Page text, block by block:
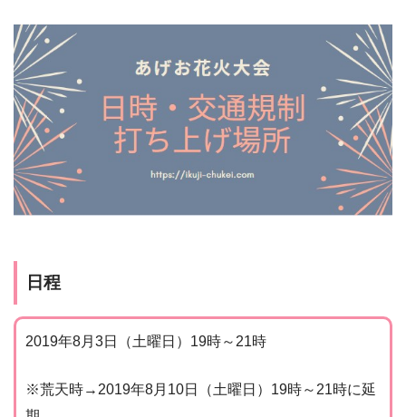
日程
2019年8月3日（土曜日）19時～21時
※荒天時→2019年8月10日（土曜日）19時～21時に延